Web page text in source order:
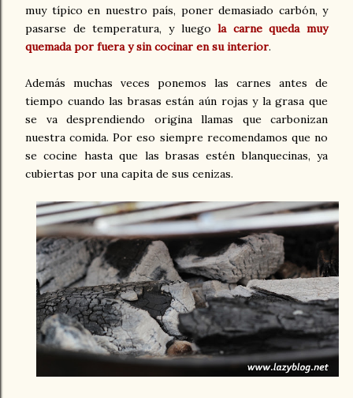
muy típico en nuestro país, poner demasiado carbón, y
pasarse de temperatura, y luegola carne queda muy
quemada por fuera y sin cocinar en su interior.
Además muchas veces ponemos las carnes antes de
tiempo cuando las brasas están aún rojas y la grasa que
se va desprendiendo origina llamas que carbonizan
nuestra comida. Por eso siempre recomendamos que no
se cocine hasta que las brasas estén blanquecinas, ya
cubiertas por una capita de sus cenizas.